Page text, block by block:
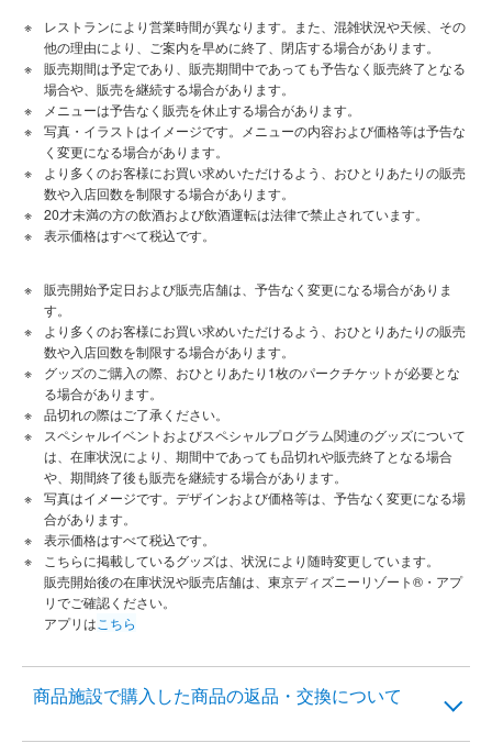
レストランにより営業時間が異なります。また、混雑状況や天候、その
他の理由により、ご案内を早めに終了、閉店する場合があります。
販売期間は予定であり、販売期間中であっても予告なく販売終了となる
場合や、販売を継続する場合があります。
メニューは予告なく販売を休止する場合があります。
写真・イラストはイメージです。メニューの内容および価格等は予告な
く変更になる場合があります。
より多くのお客様にお買い求めいただけるよう、おひとりあたりの販売
数や入店回数を制限する場合があります。
20才未満の方の飲酒および飲酒運転は法律で禁止されています。
表⽰価格はすべて税込です。
販売開始予定日および販売店舗は、予告なく変更になる場合がありま
す。
より多くのお客様にお買い求めいただけるよう、おひとりあたりの販売
数や入店回数を制限する場合があります。
グッズのご購入の際、おひとりあたり1枚のパークチケットが必要とな
る場合があります。
品切れの際はご了承ください。
スペシャルイベントおよびスペシャルプログラム関連のグッズについて
は、在庫状況により、期間中であっても品切れや販売終了となる場合
や、期間終了後も販売を継続する場合があります。
写真はイメージです。デザインおよび価格等は、予告なく変更になる場
合があります。
表示価格はすべて税込です。
こちらに掲載しているグッズは、状況により随時変更しています。
販売開始後の在庫状況や販売店舗は、東京ディズニーリゾート®・アプ
リでご確認ください。
アプリは こちら
商品施設で購入した商品の返品・交換について